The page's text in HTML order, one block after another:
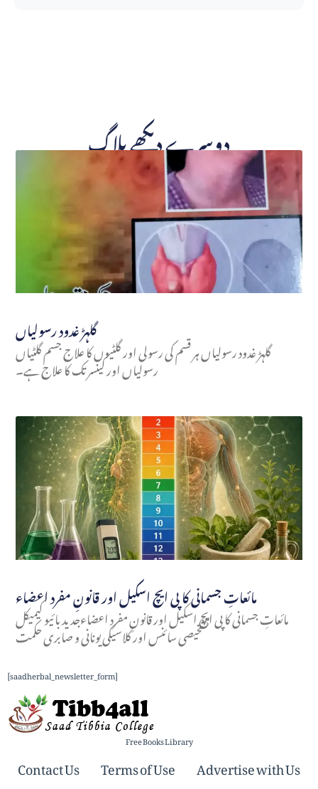
دوسرے دیکھے بلاگ
گلہڑ غدود رسولیاں
گلہڑ غدود رسولیاں ہر قسم کی رسولی اور گلٹیوں کا علاج جسم گلٹیاں
رسولیاں اور کینسر تک کا علاج ہے۔
مائعاتِ جسمانی کا پی ایچ اسکیل اور قانونِ مفرد اعضاء
مائعاتِ جسمانی کا پی ایچ اسکیل اور قانونِ مفرد اعضاءجدید بائیو کیمیکل
تشخیصی سائنس اور کلاسیکی یونانی و صابری حکمت
[saadherbal_newsletter_form]
Free Books Library
Contact Us Terms of Use Advertise with Us